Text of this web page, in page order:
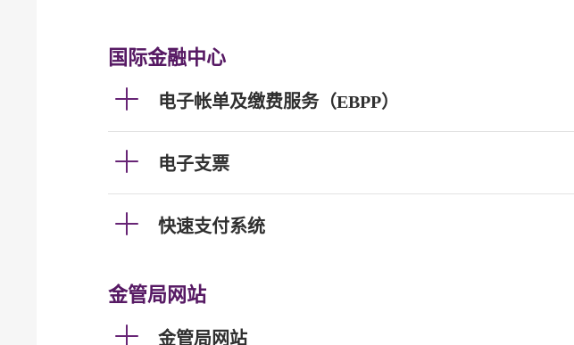
国际金融中心
电子帐单及缴费服务（EBPP）
电子支票
快速支付系统
金管局网站
金管局网站